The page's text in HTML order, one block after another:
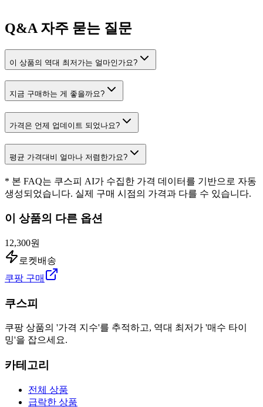
Q&A 자주 묻는 질문
이 상품의 역대 최저가는 얼마인가요?
지금 구매하는 게 좋을까요?
가격은 언제 업데이트 되었나요?
평균 가격대비 얼마나 저렴한가요?
* 본 FAQ는 쿠스피 AI가 수집한 가격 데이터를 기반으로 자동
생성되었습니다. 실제 구매 시점의 가격과 다를 수 있습니다.
이 상품의 다른 옵션
12,300원
로켓배송
쿠팡 구매
쿠스피
쿠팡 상품의 '가격 지수'를 추적하고, 역대 최저가 '매수 타이
밍'을 잡으세요.
카테고리
전체 상품
급락한 상품